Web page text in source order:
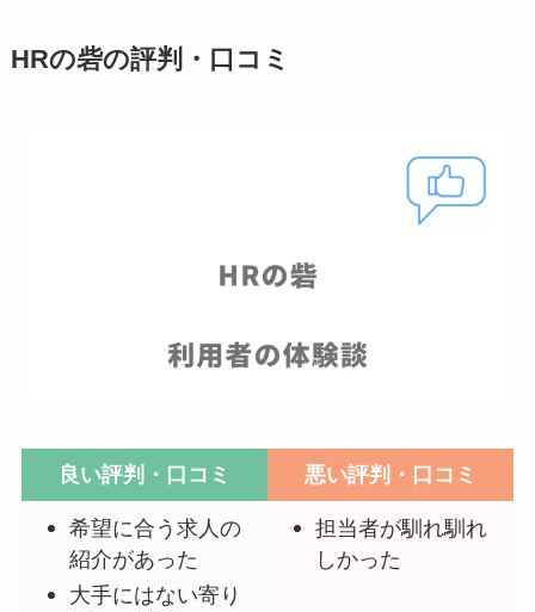
HRの砦の評判・口コミ
良い評判・口コミ 悪い評判・口コミ
希望に合う求人の
紹介があった
大手にはない寄り
担当者が馴れ馴れ
しかった